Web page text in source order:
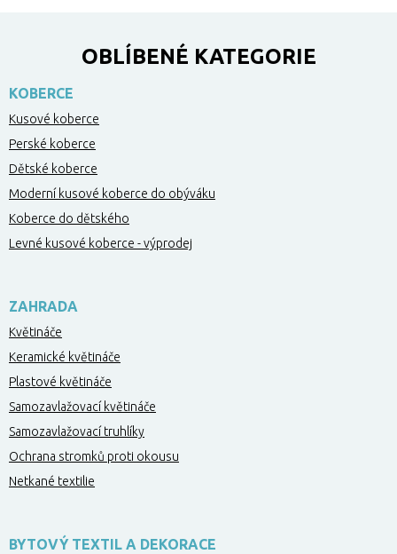
OBLÍBENÉ KATEGORIE
KOBERCE
Kusové koberce
Perské koberce
Dětské koberce
Moderní kusové koberce do obýváku
Koberce do dětského
Levné kusové koberce - výprodej
ZAHRADA
Květináče
Keramické květináče
Plastové květináče
Samozavlažovací květináče
Samozavlažovací truhlíky
Ochrana stromků proti okousu
Netkané textilie
BYTOVÝ TEXTIL A DEKORACE